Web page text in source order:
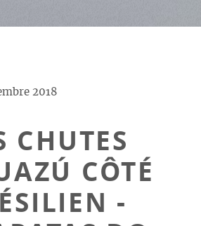
2018
CHUTES
CÔTÉ
-